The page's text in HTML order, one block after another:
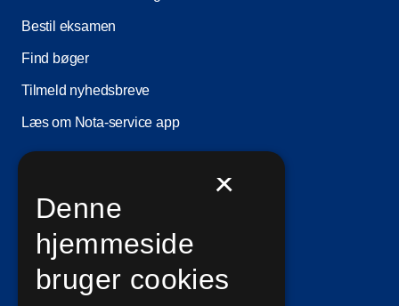
Bestil eksamen
Find bøger
Tilmeld nyhedsbreve
Læs om Nota-service app
Information
Ledige stillinger
Vilkår for brug
Privatlivs- og persondatapolitik
×
Denne
hjemmeside
bruger cookies